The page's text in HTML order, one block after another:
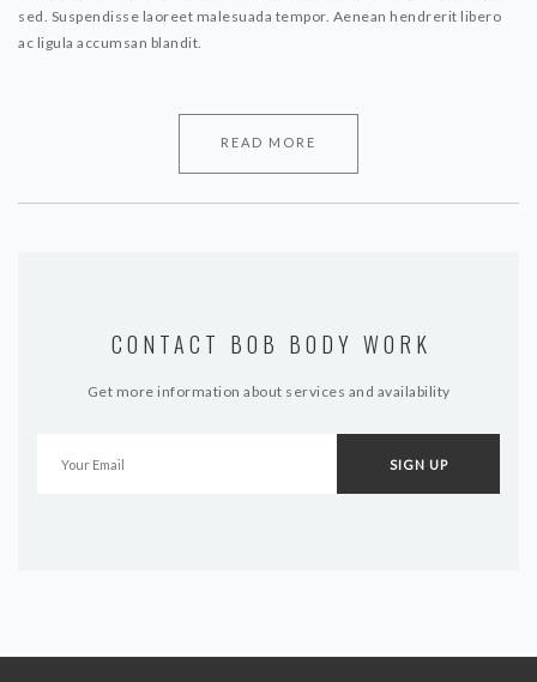
sed. Suspendisse laoreet malesuada tempor. Aenean hendrerit libero
ac ligula accumsan blandit.
READ MORE
CONTACT BOB BODY WORK
Get more information about services and availability